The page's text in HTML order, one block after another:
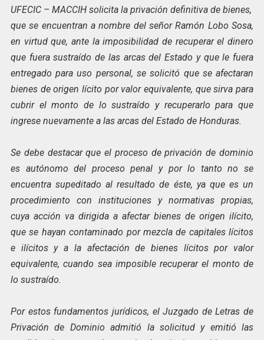
UFECIC – MACCIH solicita la privación definitiva de bienes,
que se encuentran a nombre del señor Ramón Lobo Sosa,
en virtud que, ante la imposibilidad de recuperar el dinero
que fuera sustraído de las arcas del Estado y que le fuera
entregado para uso personal, se solicitó que se afectaran
bienes de origen lícito por valor equivalente, que sirva para
cubrir el monto de lo sustraído y recuperarlo para que
ingrese nuevamente a las arcas del Estado de Honduras.
Se debe destacar que el proceso de privación de dominio
es autónomo del proceso penal y por lo tanto no se
encuentra supeditado al resultado de éste, ya que es un
procedimiento con instituciones y normativas propias,
cuya acción va dirigida a afectar bienes de origen ilícito,
que se hayan contaminado por mezcla de capitales lícitos
e ilícitos y a la afectación de bienes lícitos por valor
equivalente, cuando sea imposible recuperar el monto de
lo sustraído.
Por estos fundamentos jurídicos, el Juzgado de Letras de
Privación de Dominio admitió la solicitud y emitió las